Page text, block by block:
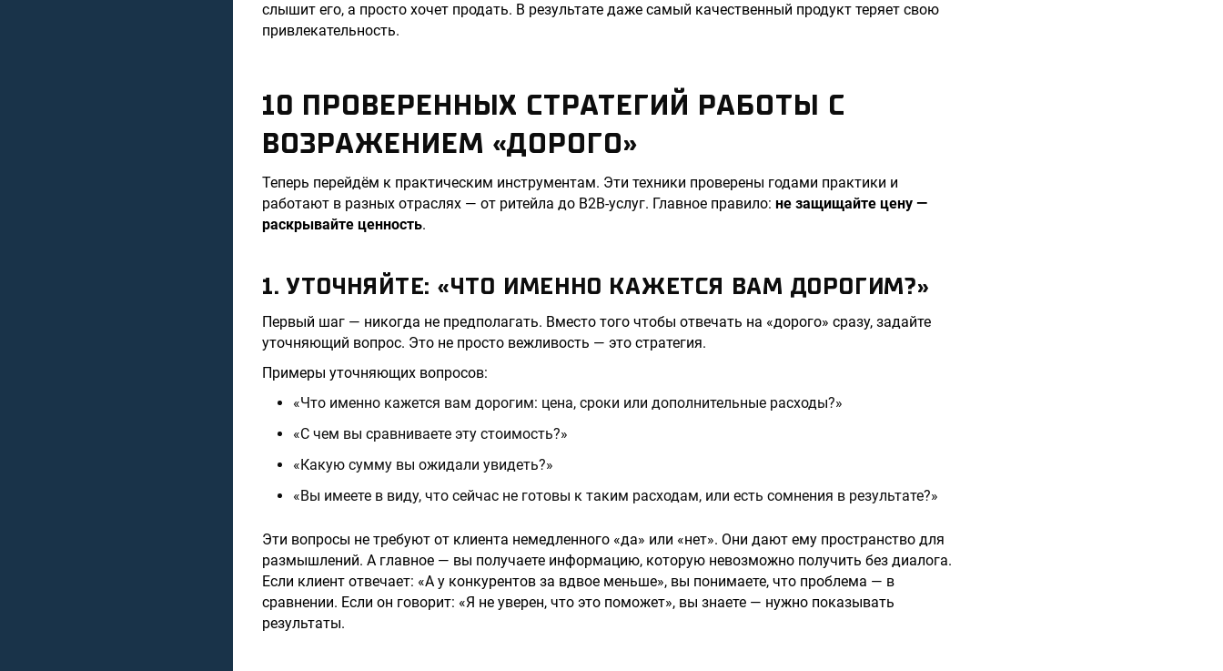
слышит его, а просто хочет продать. В результате даже самый качественный продукт теряет свою
привлекательность.
10 ПРОВЕРЕННЫХ СТРАТЕГИЙ РАБОТЫ С
ВОЗРАЖЕНИЕМ «ДОРОГО»
Теперь перейдём к практическим инструментам. Эти техники проверены годами практики и
работают в разных отраслях — от ритейла до B2B-услуг. Главное правило: не защищайте цену —
раскрывайте ценность.
1. УТОЧНЯЙТЕ: «ЧТО ИМЕННО КАЖЕТСЯ ВАМ ДОРОГИМ?»
Первый шаг — никогда не предполагать. Вместо того чтобы отвечать на «дорого» сразу, задайте
уточняющий вопрос. Это не просто вежливость — это стратегия.
Примеры уточняющих вопросов:
«Что именно кажется вам дорогим: цена, сроки или дополнительные расходы?»
«С чем вы сравниваете эту стоимость?»
«Какую сумму вы ожидали увидеть?»
«Вы имеете в виду, что сейчас не готовы к таким расходам, или есть сомнения в результате?»
Эти вопросы не требуют от клиента немедленного «да» или «нет». Они дают ему пространство для
размышлений. А главное — вы получаете информацию, которую невозможно получить без диалога.
Если клиент отвечает: «А у конкурентов за вдвое меньше», вы понимаете, что проблема — в
сравнении. Если он говорит: «Я не уверен, что это поможет», вы знаете — нужно показывать
результаты.